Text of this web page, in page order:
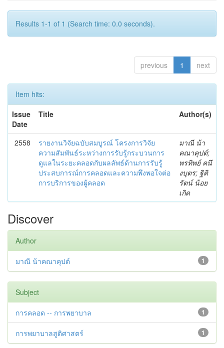
Results 1-1 of 1 (Search time: 0.0 seconds).
previous 1 next
Item hits:
Issue
Date
Title Author(s)
2558
รายงานวิจัยฉบับสมบูรณ์ โครงการวิจัย
ความสัมพันธ์ระหว่างการรับรู้กระบวนการ
ดูแลในระยะคลอดกับผลลัพธ์ด้านการรับรู้
ประสบการณ์การคลอดและความพึงพอใจต่อ
การบริการของผู้คลอด
มาณี น้า
คณาคุปต์;
พรทิพย์ คนึ
งบุตร; ฐิติ
รัตน์ น้อย
เกิด
Discover
Author
1
มาณี น้าคณาคุปต์
Subject
1
การคลอด -- การพยาบาล
1
การพยาบาลสูติศาสตร์